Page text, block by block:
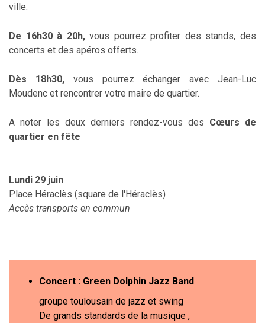
ville.
De 16h30 à 20h,vous pourrez profiter des stands, des
concerts et des apéros offerts.
Dès 18h30,vous pourrez échanger avec Jean-Luc
Moudenc et rencontrer votre maire de quartier.
A noter les deux derniers rendez-vous des Cœurs de
quartier en fête
Lundi 29 juin
Place Héraclès (square de l'Héraclès)
Accès transports en commun
Concert : Green Dolphin Jazz Band
groupe toulousain de jazz et swing
De grands standards de la musique ,